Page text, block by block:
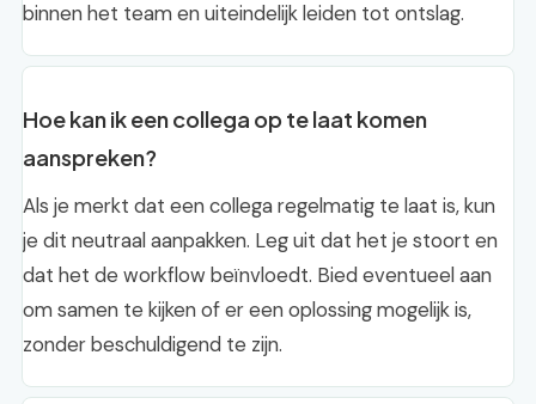
binnen het team en uiteindelijk leiden tot ontslag.
Hoe kan ik een collega op te laat komen
aanspreken?
Als je merkt dat een collega regelmatig te laat is, kun
je dit neutraal aanpakken. Leg uit dat het je stoort en
dat het de workflow beïnvloedt. Bied eventueel aan
om samen te kijken of er een oplossing mogelijk is,
zonder beschuldigend te zijn.